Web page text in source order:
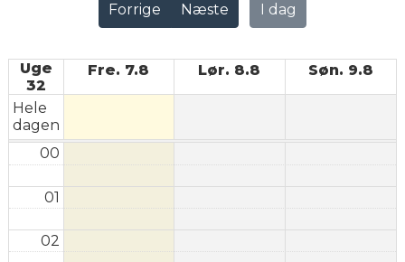
Forrige Næste I dag
Uge
32
Fre. 7.8 Lør. 8.8 Søn. 9.8
Hele
dagen
00
01
02